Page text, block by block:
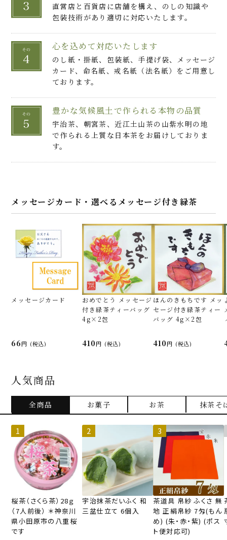
直営店と百貨店に店舗を構え、のしの知識や
包装技術があり適切に対応いたします。
心を込めて対応いたします
のし紙・掛紙、包装紙、手提げ袋、メッセージ
カード、命名紙、戒名紙（法名紙）をご用意し
ております。
豊かな気候風土で作られる本物の品質
宇治茶、朝宮茶、近江土山茶の山紫水明の地
で作られる上質な日本茶をお届けしておりま
す。
メッセージカード・選べるメッセージ付き緑茶
メッセージカード
66 (税込)
おめでとう メッセージ
付き緑茶ティーバッグ
4g×2包
410 (税込)
ほんのきもちです メッ
セージ付き緑茶ティー
バッグ 4g×2包
410 (税込)
人気商品
全商品 お菓子 お茶 抹茶そ
桜茶（さくら茶）28ｇ
（7人前後） ＊神奈川
県小田原市の八重桜
です
宇治抹茶だいふく 和
三盆仕立て 6個入
茶道具 帛紗 ふくさ 無
地 正絹帛紗 7匁(もん
め) (朱・赤・紫) (ポス
ト便対応可)